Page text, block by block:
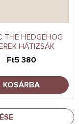
THE HEDGEHOG
HÁTIZSÁK
Ft5 380
KOSÁRBA